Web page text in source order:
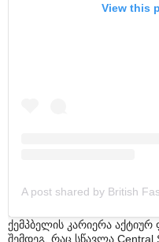
View this
ქემპბელის კარიერა აქტიურ
შემდეგ, რაც სწავლა Central